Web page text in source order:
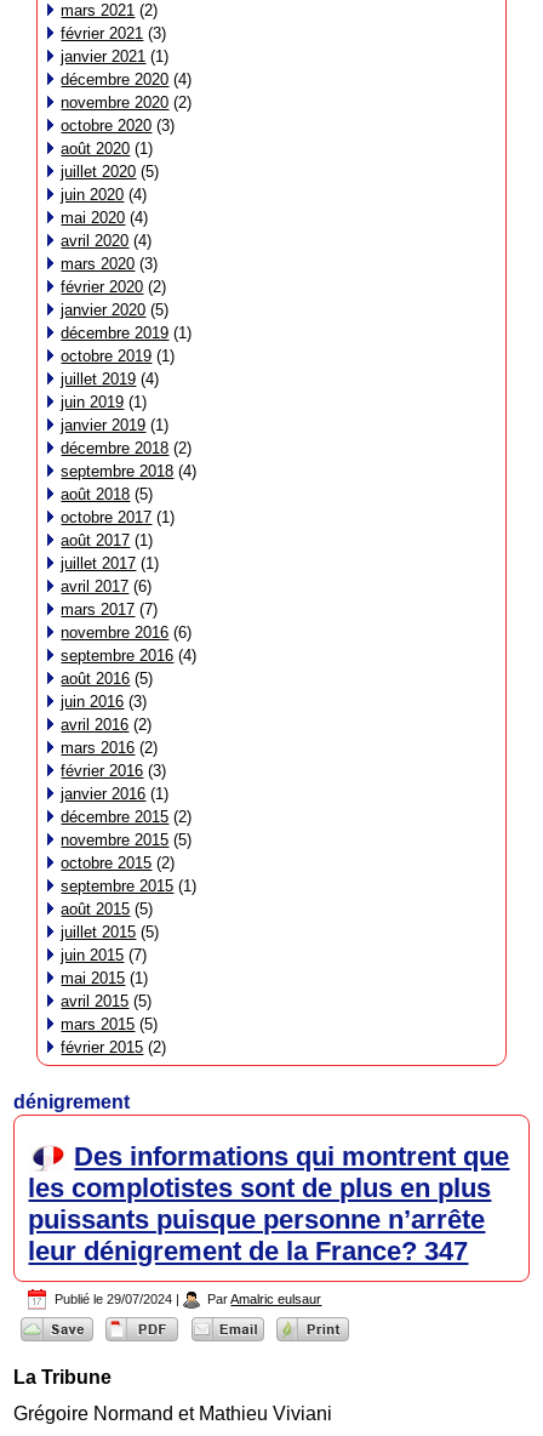
mars 2021 (2)
février 2021 (3)
janvier 2021 (1)
décembre 2020 (4)
novembre 2020 (2)
octobre 2020 (3)
août 2020 (1)
juillet 2020 (5)
juin 2020 (4)
mai 2020 (4)
avril 2020 (4)
mars 2020 (3)
février 2020 (2)
janvier 2020 (5)
décembre 2019 (1)
octobre 2019 (1)
juillet 2019 (4)
juin 2019 (1)
janvier 2019 (1)
décembre 2018 (2)
septembre 2018 (4)
août 2018 (5)
octobre 2017 (1)
août 2017 (1)
juillet 2017 (1)
avril 2017 (6)
mars 2017 (7)
novembre 2016 (6)
septembre 2016 (4)
août 2016 (5)
juin 2016 (3)
avril 2016 (2)
mars 2016 (2)
février 2016 (3)
janvier 2016 (1)
décembre 2015 (2)
novembre 2015 (5)
octobre 2015 (2)
septembre 2015 (1)
août 2015 (5)
juillet 2015 (5)
juin 2015 (7)
mai 2015 (1)
avril 2015 (5)
mars 2015 (5)
février 2015 (2)
dénigrement
Des informations qui montrent que
les complotistes sont de plus en plus
puissants puisque personne n’arrête
leur dénigrement de la France? 347
Publié le 29/07/2024 | Par Amalric eulsaur
La Tribune
Grégoire Normand et Mathieu Viviani